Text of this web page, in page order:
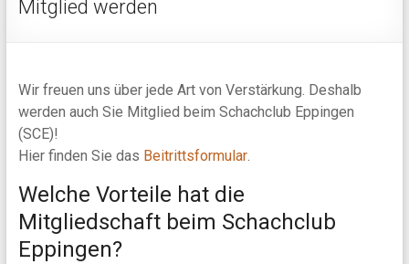
Mitglied werden
Wir freuen uns über jede Art von Verstärkung. Deshalb
werden auch Sie Mitglied beim Schachclub Eppingen
(SCE)!
Hier finden Sie das Beitrittsformular.
Welche Vorteile hat die
Mitgliedschaft beim Schachclub
Eppingen?